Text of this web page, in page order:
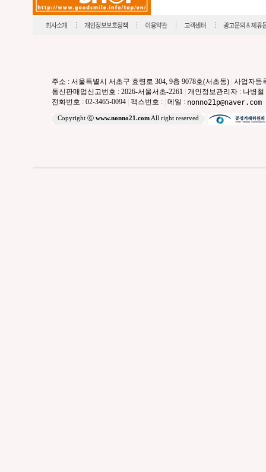
주소 : 서울특별시 서초구 효령로 304, 9층 9078호(서초동) 사업자등
통신판매업신고번호 : 2026-서울서초-2261 개인정보관리자 : 나병철
전화번호 : 02-3465-0094 팩스번호 : 메일 : nonno21p@naver.com
Copyright ⓒ www.nonno21.comAll right reserved